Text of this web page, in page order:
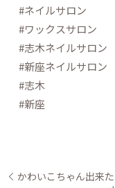
#ネイルサロン
#ワックスサロン
#志木ネイルサロン
#新座ネイルサロン
#志木
#新座
かわいこちゃん出来た